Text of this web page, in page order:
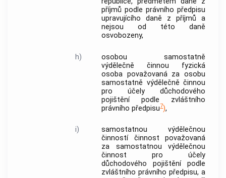
příjmů podle právního předpisu
upravujícího daně z příjmů a
nejsou od této daně
osvobozeny,
h)
osobou samostatně
výdělečně činnou fyzická
osoba považovaná za osobu
samostatně výdělečně činnou
pro účely důchodového
pojištění podle zvláštního
právního předpisu7),
i)
samostatnou výdělečnou
činnostíčinnost považovaná
za samostatnou výdělečnou
činnost pro účely
důchodového pojištění podle
zvláštního právního předpisu, a